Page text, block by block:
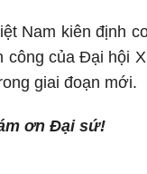
Nam kiên định
của Đại hội
giai đoạn mới.
ơn Đại sứ!